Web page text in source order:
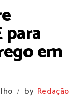
em
/ by Redação